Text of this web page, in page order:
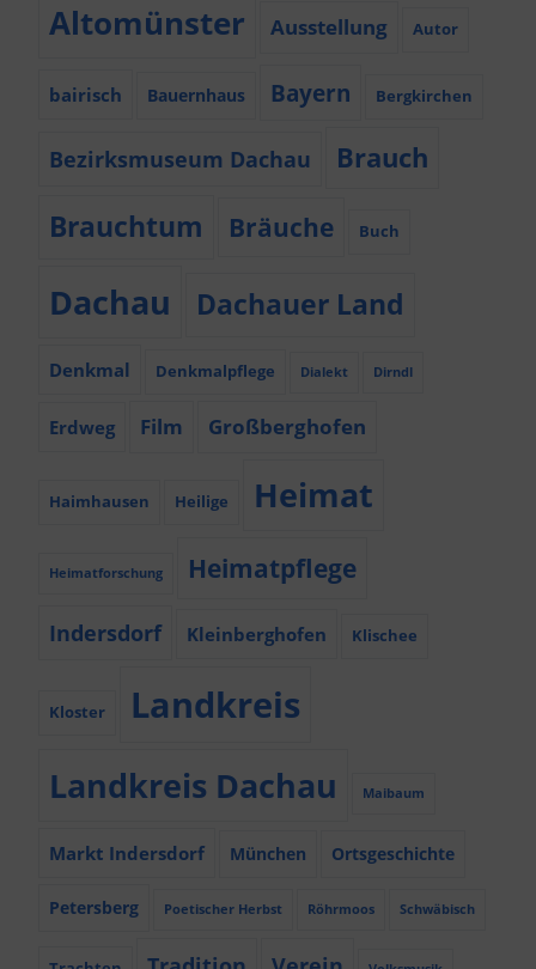
Altomünster Ausstellung Autor
bairisch Bauernhaus Bayern Bergkirchen
Bezirksmuseum Dachau Brauch
Brauchtum Bräuche Buch
Dachau Dachauer Land
Denkmal Denkmalpflege Dialekt Dirndl
Erdweg Film Großberghofen
Haimhausen Heilige Heimat
Heimatforschung Heimatpflege
Indersdorf Kleinberghofen Klischee
Kloster Landkreis
Landkreis Dachau Maibaum
Markt Indersdorf München Ortsgeschichte
Petersberg Poetischer Herbst Röhrmoos Schwäbisch